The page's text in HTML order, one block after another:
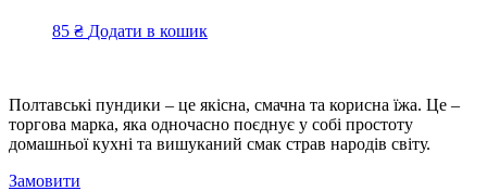
85 ₴ Додати в кошик
Полтавські пундики – це якісна, смачна та корисна їжа. Це –
торгова марка, яка одночасно поєднує у собі простоту
домашньої кухні та вишуканий смак страв народів світу.
Замовити